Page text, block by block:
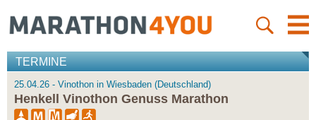
TERMINE
25.04.26 - Vinothon in Wiesbaden (Deutschland)
Henkell Vinothon Genuss Marathon